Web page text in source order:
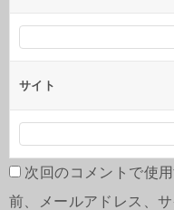
サイト
次回のコメントで使
前、メールアドレス、サ